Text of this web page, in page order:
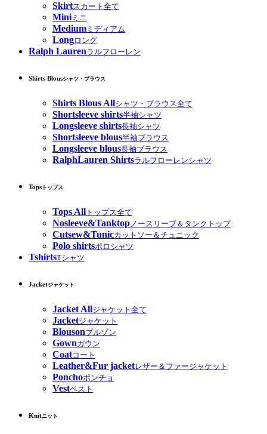
Skirtスカート全て
Miniミニ
Medium ミディアム
Longロング
Ralph Laurenラルフローレン
Shirts Blousシャツ・ブラウス
Shirts Blous Allシャツ・ブラウス全て
Shortsleeve shirts半袖シャツ
Longsleeve shirts長袖シャツ
Shortsleeve blous半袖ブラウス
Longsleeve blous長袖ブラウス
RalphLauren Shirtsラルフローレンシャツ
Tops トップス
Tops All トップス全て
Nosleeve&Tanktop ノースリーブ＆タンクトップ
Cutsew&Tunicカットソー＆チュニック
Polo shirtsポロシャツ
TshirtsTシャツ
Jacketジャケット
Jacket Allジャケット全て
Jacketジャケット
Blousonブルゾン
Gownガウン
Coatコート
Leather&Fur jacketレザー＆ファージャケット
Ponchoポンチョ
Vestベスト
Knitニット